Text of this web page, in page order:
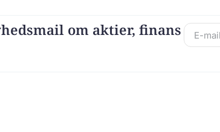
om aktier, finans